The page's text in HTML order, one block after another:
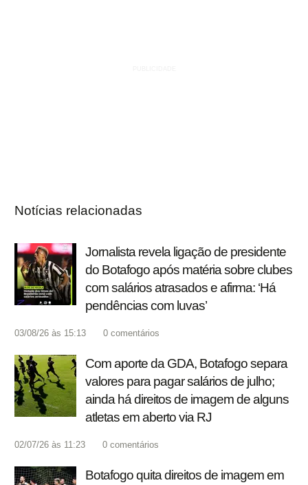
Notícias relacionadas
Jornalista revela ligação de presidente
do Botafogo após matéria sobre clubes
com salários atrasados e afirma: ‘Há
pendências com luvas’
03/08/26 às 15:13 0 comentários
Com aporte da GDA, Botafogo separa
valores para pagar salários de julho;
ainda há direitos de imagem de alguns
atletas em aberto via RJ
02/07/26 às 11:23 0 comentários
Botafogo quita direitos de imagem em